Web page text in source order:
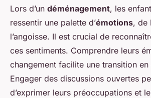
Lors d’un déménagement, les
ressentir une palette d’émotions, de
l’angoisse. Il est crucial de
ces sentiments. Comprendre leurs
changement facilite une transition en
Engager des discussions ouvertes
d’exprimer leurs préoccupations et